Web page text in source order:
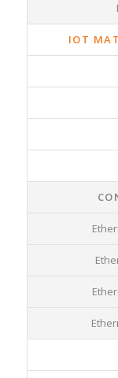
IOT